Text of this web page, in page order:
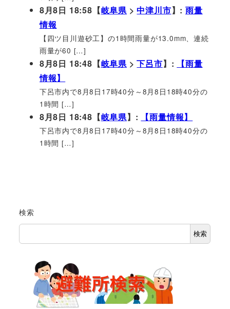
8月8日 18:58【岐阜県 >中津川市】:雨量
情報
【四ツ目川遊砂工】の1時間雨量が13.0mm、連続
雨量が60 […]
8月8日 18:48【岐阜県 >下呂市】:
【雨量
情報】
下呂市内で8月8日17時40分～8月8日18時40分の
1時間 […]
8月8日 18:48【岐阜県】: 【雨量情報】
下呂市内で8月8日17時40分～8月8日18時40分の
1時間 […]
検索
検索